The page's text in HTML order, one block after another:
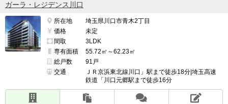
ガーラ・レジデンス川口
所在地
埼玉県川口市青木2丁目
価格
未定
間取
3LDK
専有面積
55.72㎡～62.23㎡
総戸数
91戸
交通
ＪＲ京浜東北線川口」駅まで徒歩18分|埼玉高速
鉄道「川口元郷駅まで徒歩16分